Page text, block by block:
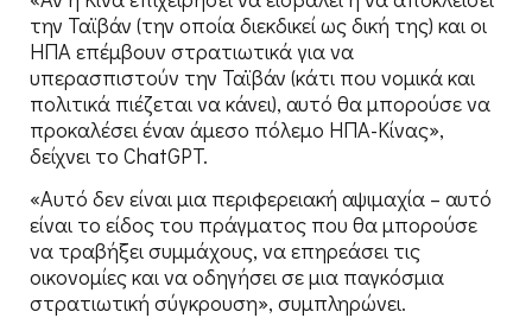
την Ταϊβάν (την οποία διεκδικεί ως δική της) και οι
ΗΠΑ επέμβουν στρατιωτικά για να
υπερασπιστούν την Ταϊβάν (κάτι που νομικά και
πολιτικά πιέζεται να κάνει), αυτό θα μπορούσε να
προκαλέσει έναν άμεσο πόλεμο ΗΠΑ-Κίνας»,
δείχνει το ChatGPT.
«Αυτό δεν είναι μια περιφερειακή αψιμαχία – αυτό
είναι το είδος του πράγματος που θα μπορούσε
να τραβήξει συμμάχους, να επηρεάσει τις
οικονομίες και να οδηγήσει σε μια παγκόσμια
στρατιωτική σύγκρουση», συμπληρώνει.